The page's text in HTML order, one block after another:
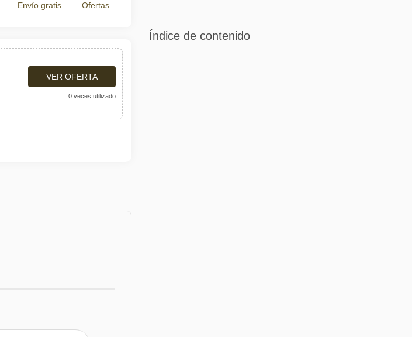
Envío gratis Ofertas
VER OFERTA
0 veces utilizado
Índice de contenido